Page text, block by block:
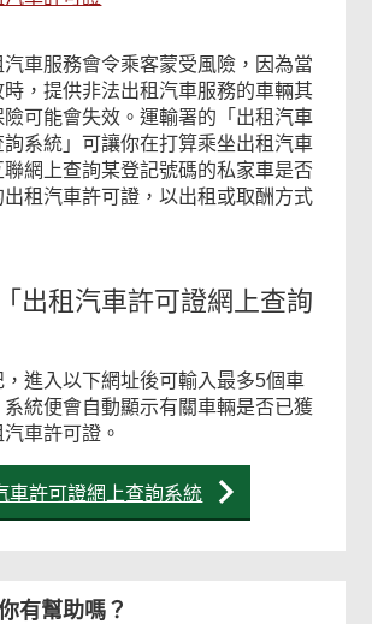
車服務會令乘客蒙受風險，因為當
，提供非法出租汽車服務的車輛其
可能會失效。運輸署的「出租汽車
系統」可讓你在打算乘坐出租汽車
網上查詢某登記號碼的私家車是否
出租汽車許可證，以出租或取酬方式
出租汽車許可證網上查詢
進入以下網址後可輸入最多5個車
統便會自動顯示有關車輛是否已獲
車許可證。
車許可證網上查詢系統
有幫助嗎？